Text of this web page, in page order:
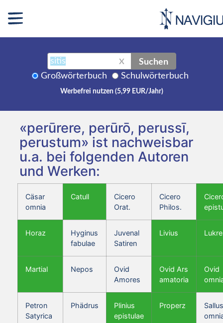
X Suchen
Großwörterbuch Schulwörterbuch
Werbefrei nutzen (5,99 EUR/Jahr)
«perūrere, perūrō, perussī,
perustum» ist nachweisbar
u.a. bei folgenden Autoren
und Werken:
Cäsar
omnia
Catull
Cicero
Orat.
Cicero
Philos.
Horaz
Hyginus
fabulae
Juvenal
Satiren
Livius
Martial Nepos
Ovid
Amores
Ovid Ars
amatoria
Ovid
Petron
Satyrica
Phädrus
Plinius
epistulae
Properz